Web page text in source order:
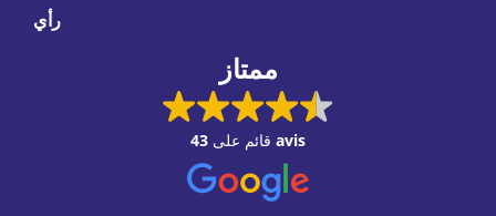
رأي
ممتاز
قائم على 43 avis